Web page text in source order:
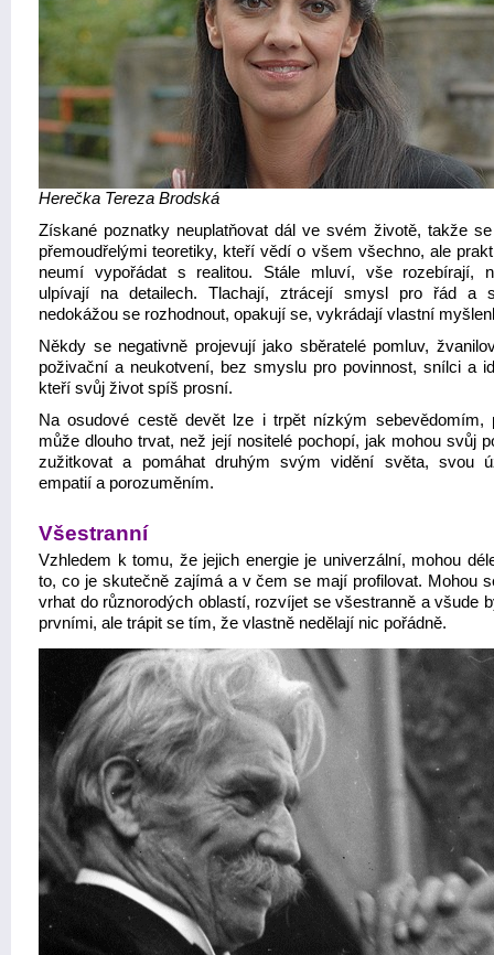
Herečka Tereza Brodská
Získané poznatky neuplatňovat dál ve svém životě, takže
přemoudřelými teoretiky, kteří vědí o všem všechno, ale
neumí vypořádat s realitou. Stále mluví, vše rozebírají,
ulpívají na detailech. Tlachají, ztrácejí smysl pro řád a
nedokážou se rozhodnout, opakují se, vykrádají vlastní
Někdy se negativně projevují jako sběratelé pomluv,
poživační a neukotvení, bez smyslu pro povinnost, snílci a
kteří svůj život spíš prosní.
Na osudové cestě devět lze i trpět nízkým sebevědomím,
může dlouho trvat, než její nositelé pochopí, jak mohou svůj
zužitkovat a pomáhat druhým svým vidění světa, svou
empatií a porozuměním.
Všestranní
Vzhledem k tomu, že jejich energie je univerzální, mohou
to, co je skutečně zajímá a v čem se mají profilovat. Mohou
vrhat do různorodých oblastí, rozvíjet se všestranně a všude
prvními, ale trápit se tím, že vlastně nedělají nic pořádně.